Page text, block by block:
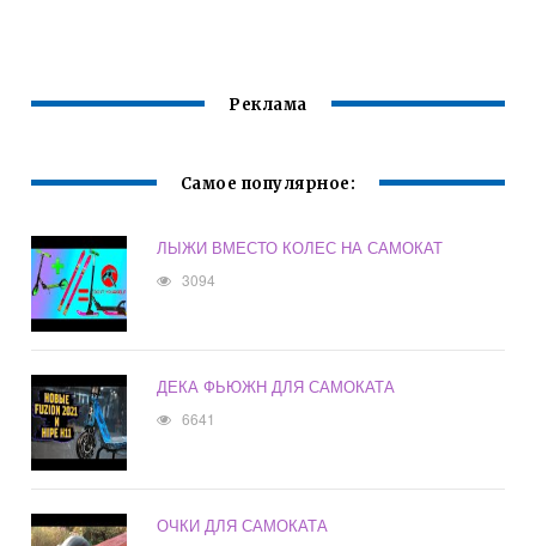
Реклама
Самое популярное:
ЛЫЖИ ВМЕСТО КОЛЕС НА САМОКАТ
3094
ДЕКА ФЬЮЖН ДЛЯ САМОКАТА
6641
ОЧКИ ДЛЯ САМОКАТА